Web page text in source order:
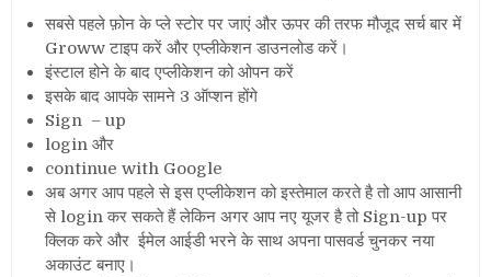
सबसे पहले फ़ोन के प्ले स्टोर पर जाएं और ऊपर की तरफ मौजूद सर्च बार में
Groww टाइप करें और एप्लीकेशन डाउनलोड करें।
इंस्टाल होने के बाद एप्लीकेशन को ओपन करें
इसके बाद आपके सामने 3 ऑप्शन होंगे
Sign – up
login और
continue with Google
अब अगर आप पहले से इस एप्लीकेशन को इस्तेमाल करते है तो आप आसानी
से login कर सकते हैं लेकिन अगर आप नए यूजर है तो Sign-up पर
क्लिक करे और ईमेल आईडी भरने के साथ अपना पासवर्ड चुनकर नया
अकाउंट बनाए।